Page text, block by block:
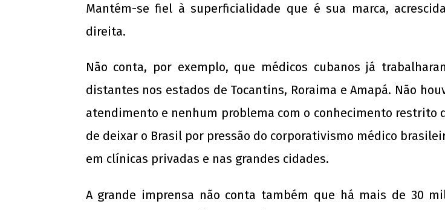
o 59° CONUNE na UFS, o Coletivo Quilombo
(PT) escancara o oportunismo da
majoritária da UNE!
28 de
agosto
de
2013
SUSPENSÃO: Pela revogação
"Novo" Ensino Médio!
agosto
de
2013
wp-
Mantém-se fiel à superficialidade que é sua marca,
direita.
Não conta, por exemplo, que médicos cubanos já
distantes nos estados de Tocantins, Roraima e Amapá. Não
atendimento e nenhum problema com o conhecimento restrito
de deixar o Brasil por pressão do corporativismo médico
em clínicas privadas e nas grandes cidades.
A grande imprensa não conta também que há mais de 30